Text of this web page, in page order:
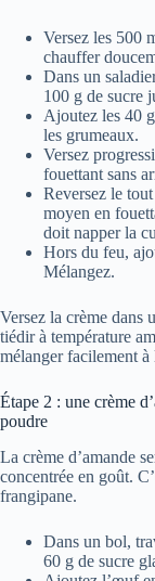
Versez les 500
chauffer
Dans un
100 g de sucre
Ajoutez les 40
les grumeaux.
Versez
fouettant sans
Reversez le
moyen en
doit napper la
Hors du feu,
Mélangez.
Versez la crème dans
tiédir à température
mélanger facilement à
Étape 2 : une crème
poudre
La crème d’amande
concentrée en goût.
frangipane.
Dans un bol,
60 g de sucre